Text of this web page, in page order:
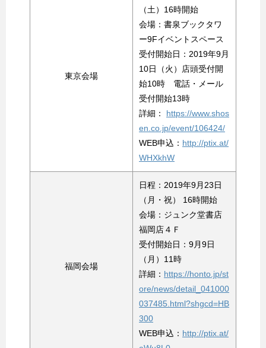
東京会場
（土）16時開始
会場：書泉ブックタワ
ー9Fイベントスペース
受付開始日：2019年9月
10日（火）店頭受付開
始10時 電話・メール
受付開始13時
詳細： https://www.shos
en.co.jp/event/106424/
WEB申込： http://ptix.at/
WHXkhW
福岡会場
日程：2019年9月23日
（月・祝） 16時開始
会場：ジュンク堂書店
福岡店４Ｆ
受付開始日：9月9日
（月）11時
詳細： https://honto.jp/st
ore/news/detail_041000
037485.html?shgcd=HB
300
WEB申込： http://ptix.at/